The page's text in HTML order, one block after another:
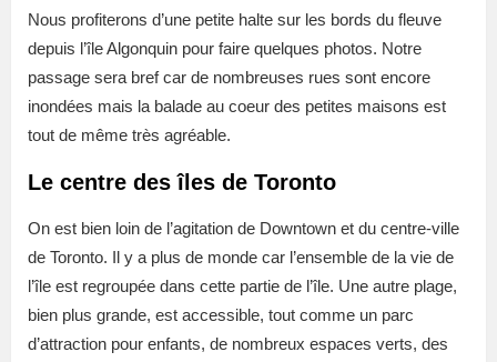
Nous profiterons d’une petite halte sur les bords du fleuve
depuis l’île Algonquin pour faire quelques photos. Notre
passage sera bref car de nombreuses rues sont encore
inondées mais la balade au coeur des petites maisons est
tout de même très agréable.
Le centre des îles de Toronto
On est bien loin de l’agitation de Downtown et du centre-ville
de Toronto. Il y a plus de monde car l’ensemble de la vie de
l’île est regroupée dans cette partie de l’île. Une autre plage,
bien plus grande, est accessible, tout comme un parc
d’attraction pour enfants, de nombreux espaces verts, des